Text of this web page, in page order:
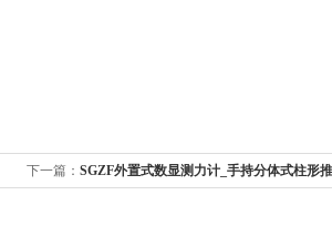
下一篇： SGZF外置式数显测力计_手持分体式柱形